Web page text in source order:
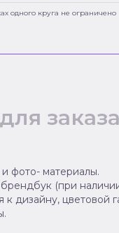
одного круга не ограничено
фото- материалы.
(при
к дизайну, цветовой